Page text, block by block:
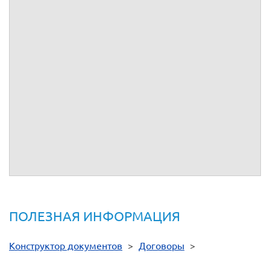
ПОЛЕЗНАЯ ИНФОРМАЦИЯ
Конструктор документов > Договоры >